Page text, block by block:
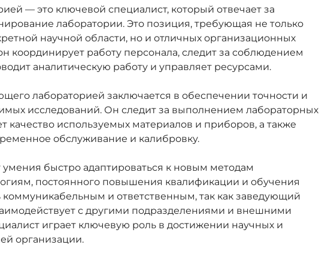
— это ключевой специалист, который отвечает за
лаборатории. Это позиция, требующая не только
научной области, но и отличных организационных
координирует работу персонала, следит за соблюдением
аналитическую работу и управляет ресурсами.
лабораторией заключается в обеспечении точности и
исследований. Он следит за выполнением лабораторных
качество используемых материалов и приборов, а также
обслуживание и калибровку.
умения быстро адаптироваться к новым методам
постоянного повышения квалификации и обучения
и ответственным, так как заведующий
с другими подразделениями и внешними
играет ключевую роль в достижении научных и
организации.